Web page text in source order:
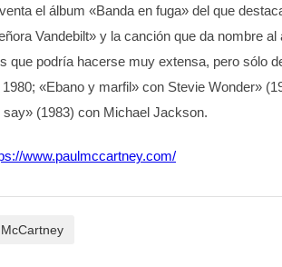
el álbum «Banda en fuga» del que
Vandebilt» y la canción que da nombre
que podría hacerse muy extensa, pero sólo
«Ebano y marfil» con Stevie Wonder»
(1983) con Michael Jackson.
www.paulmccartney.com/